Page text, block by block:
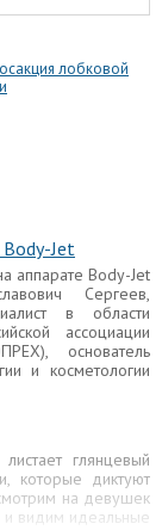
лобковой
Body-Jet
аппарате Body-Jet
Сергеев,
в области
ассоциации
основатель
и косметологии
глянцевый
которые диктуют
на девушек
видим идеальные